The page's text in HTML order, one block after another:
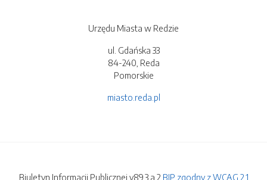
Urzędu Miasta w Redzie
ul. Gdańska 33
84-240, Reda
Pomorskie
miasto.reda.pl
Biuletyn Informacji Publicznej v89.3.a.2 BIP zgodny z WCAG 2.1